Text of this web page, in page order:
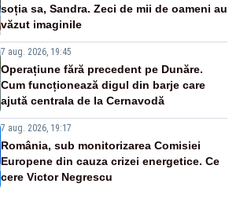
soția sa, Sandra. Zeci de mii de oameni au
văzut imaginile
7 aug. 2026, 19:45
Operațiune fără precedent pe Dunăre.
Cum funcționează digul din barje care
ajută centrala de la Cernavodă
7 aug. 2026, 19:17
România, sub monitorizarea Comisiei
Europene din cauza crizei energetice. Ce
cere Victor Negrescu